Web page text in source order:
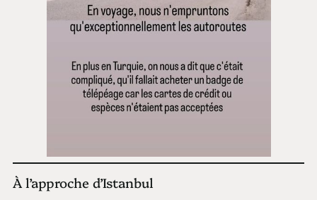
À l’approche d’Istanbul